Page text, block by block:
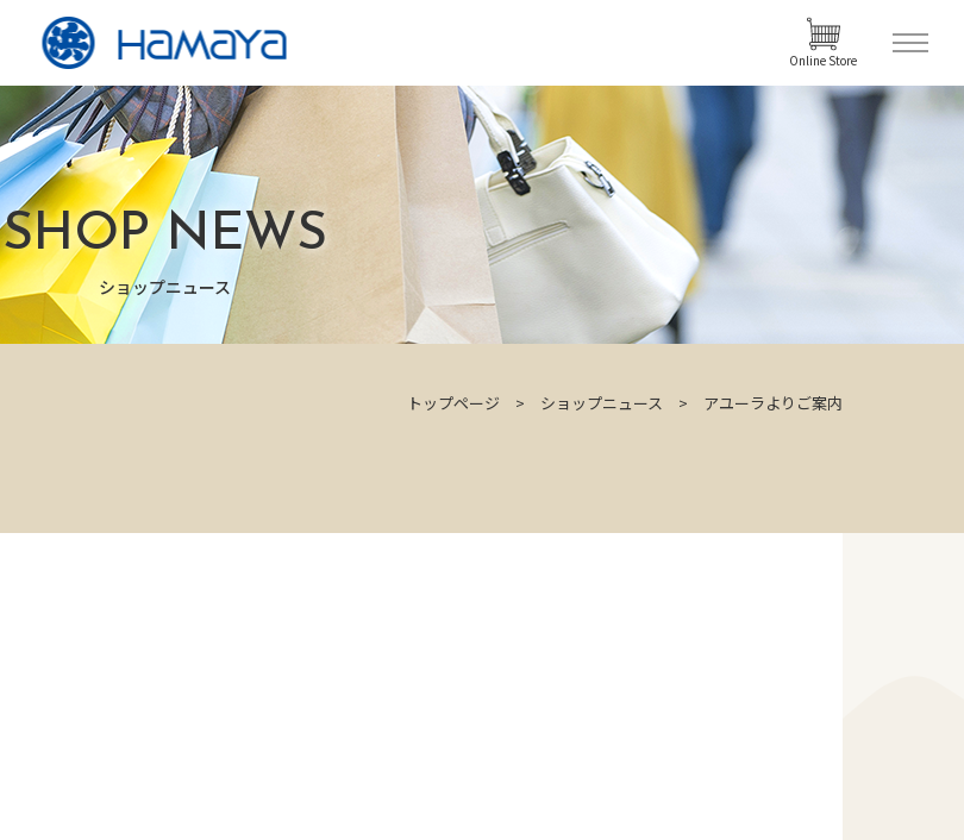
Online Store
SHOP NEWS
ショップニュース
トップページ ショップニュース アユーラよりご案内